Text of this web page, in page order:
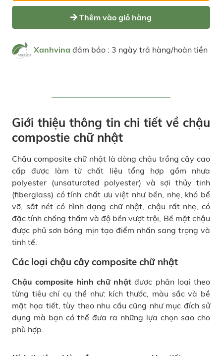
Thêm vào giỏ hàng
Xanhvina đảm bảo : 3 ngày trả hàng/hoàn tiền
Giới thiệu thông tin chi tiết về chậu
compostie chữ nhật
Chậu composite chữ nhật là dòng chậu trồng cây cao
cấp được làm từ chất liệu tổng hợp gồm nhựa
polyester (unsaturated polyester) và sợi thủy tinh
(fiberglass) có tính chất ưu việt như bền, nhẹ, khó bể
vỡ, sắt nét có hình dạng chữ nhật, chậu rất nhẹ, có
đặc tính chống thấm và độ bền vượt trội, Bề mặt chậu
được phủ sơn bóng mịn tạo điểm nhấn sang trọng và
tinh tế.
Các loại chậu cây composite chữ nhật
Chậu composite hình chữ nhật được phân loại theo
từng tiêu chí cụ thể như: kích thước, màu sắc và bề
mặt họa tiết, tùy theo nhu cầu cũng như mục đích sử
dụng mà bạn có thể đưa ra những lựa chọn sao cho
phù hợp.